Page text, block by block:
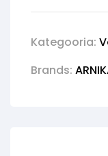
Kategooria:
Brands: